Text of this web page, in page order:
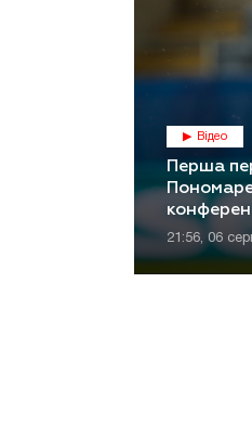
Відео
Перша
21:56, 06